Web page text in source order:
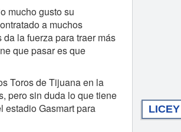
mucho gusto su
a muchos
la fuerza para traer más
que pasar es que
Toros de Tijuana en la
pero sin duda lo que tiene
estadio Gasmart para